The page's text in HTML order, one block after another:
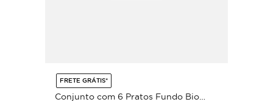
FRETE GRÁTIS*
Conjunto com 6 Pratos Fundo Bio